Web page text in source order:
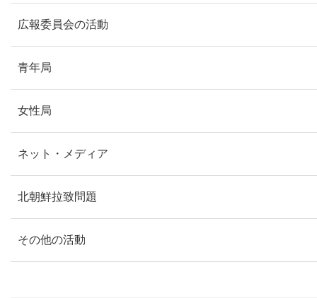
広報委員会の活動
青年局
女性局
ネット・メディア
北朝鮮拉致問題
その他の活動